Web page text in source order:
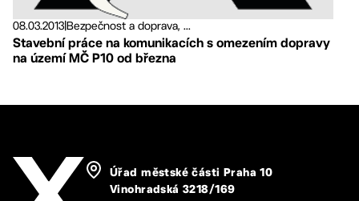
08.03.2013Bezpečnost a doprava, ...
Stavební práce na komunikacích s omezením dopravy
na území MČ P10 od března
Úřad městské části Praha 10
Vinohradská 3218/169